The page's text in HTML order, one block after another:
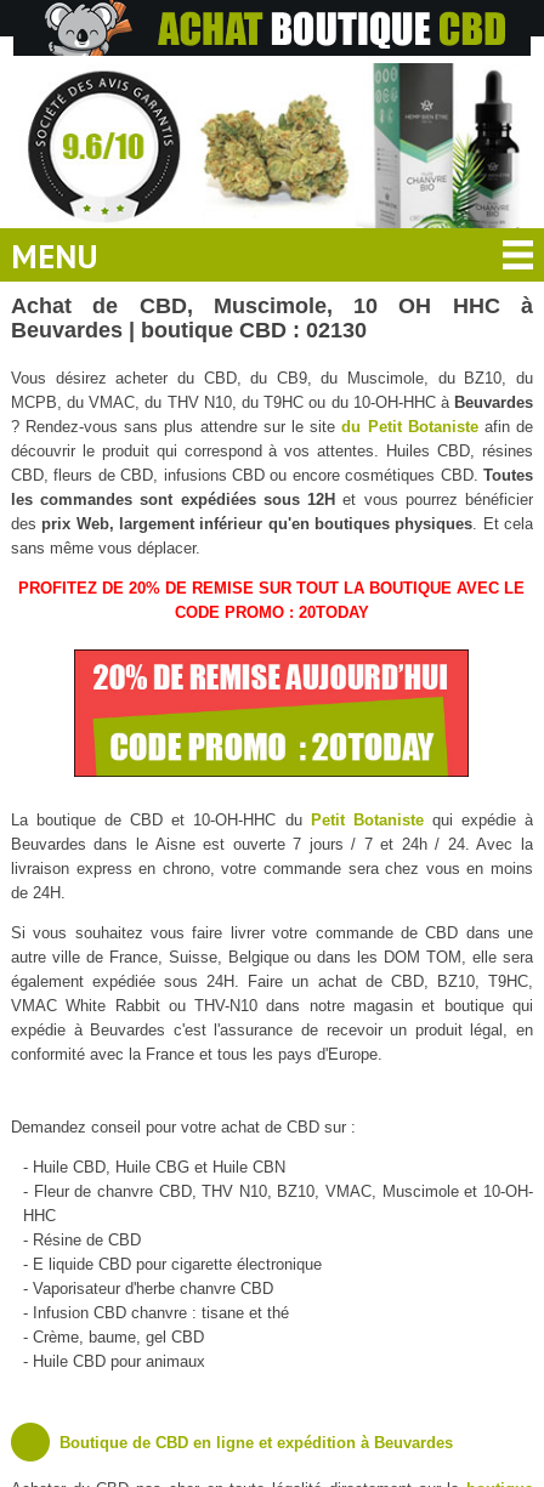
MENU
Achat de CBD, Muscimole, 10 OH HHC à
Beuvardes | boutique CBD : 02130
Vous désirez acheter du CBD, du CB9, du Muscimole, du BZ10, du
MCPB, du VMAC, du THV N10, du T9HC ou du 10-OH-HHC à Beuvardes
? Rendez-vous sans plus attendre sur le sitedu Petit Botanisteafin de
découvrir le produit qui correspond à vos attentes. Huiles CBD, résines
CBD, fleurs de CBD, infusions CBD ou encore cosmétiques CBD.Toutes
les commandes sont expédiées sous 12H et vous pourrez bénéficier
des prix Web, largement inférieur qu'en boutiques physiques . Et cela
sans même vous déplacer.
PROFITEZ DE 20% DE REMISE SUR TOUT LA BOUTIQUE AVEC LE
CODE PROMO : 20TODAY
La boutique de CBD et 10-OH-HHC du Petit Botanistequi expédie à
Beuvardes dans le Aisne est ouverte 7 jours / 7 et 24h / 24. Avec la
livraison express en chrono, votre commande sera chez vous en moins
de 24H.
Si vous souhaitez vous faire livrer votre commande de CBD dans une
autre ville de France, Suisse, Belgique ou dans les DOM TOM, elle sera
également expédiée sous 24H. Faire un achat de CBD, BZ10, T9HC,
VMAC White Rabbit ou THV-N10 dans notre magasin et boutique qui
expédie à Beuvardes c'est l'assurance de recevoir un produit légal, en
conformité avec la France et tous les pays d'Europe.
Demandez conseil pour votre achat de CBD sur :
- Huile CBD, Huile CBG et Huile CBN
- Fleur de chanvre CBD, THV N10, BZ10, VMAC, Muscimole et 10-OH-
HHC
- Résine de CBD
- E liquide CBD pour cigarette électronique
- Vaporisateur d'herbe chanvre CBD
- Infusion CBD chanvre : tisane et thé
- Crème, baume, gel CBD
- Huile CBD pour animaux
Boutique de CBD en ligne et expédition à Beuvardes